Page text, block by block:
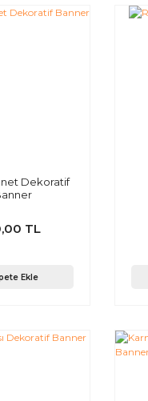
Dekoratif
TL
Ekle